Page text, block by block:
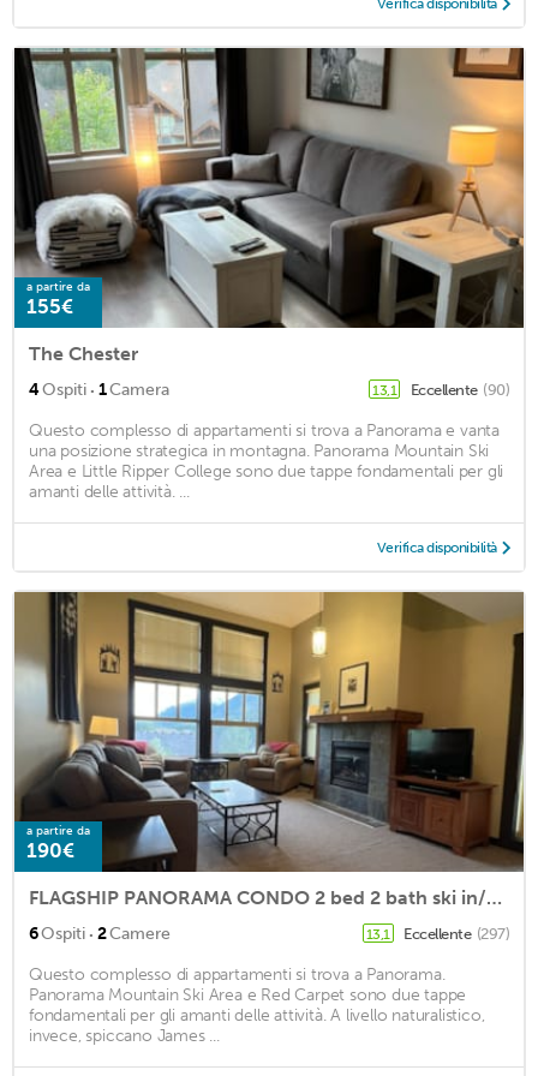
a partire da
155€
The Chester
4Ospiti · 1Camera 13,1 Eccellente (90)
Questo complesso di appartamenti si trova a Panorama e vanta
una posizione strategica in montagna. Panorama Mountain Ski
Area e Little Ripper College sono due tappe fondamentali per gli
amanti delle attività. ...
Verifica disponibilità
a partire da
190€
FLAGSHIP PANORAMA CONDO 2 bed 2 bath ski in/out Upper Village clean fee INC
6Ospiti · 2Camere 13,1 Eccellente (297)
Questo complesso di appartamenti si trova a Panorama.
Panorama Mountain Ski Area e Red Carpet sono due tappe
fondamentali per gli amanti delle attività. A livello naturalistico,
invece, spiccano James ...